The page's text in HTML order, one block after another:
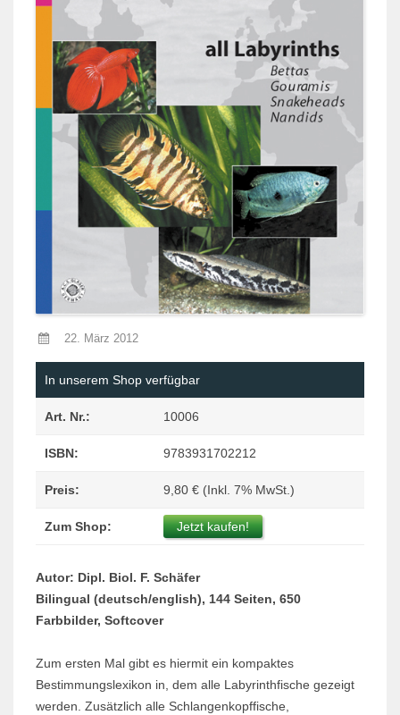
22. März 2012
In unserem Shop verfügbar
Art. Nr.: 10006
ISBN: 9783931702212
Preis: 9,80 € (Inkl. 7% MwSt.)
Zum Shop: Jetzt kaufen!
Autor: Dipl. Biol. F. Schäfer
Bilingual (deutsch/english), 144 Seiten, 650
Farbbilder, Softcover
Zum ersten Mal gibt es hiermit ein kompaktes
Bestimmungslexikon in, dem alle Labyrinthfische gezeigt
werden. Zusätzlich alle Schlangenkopffische,